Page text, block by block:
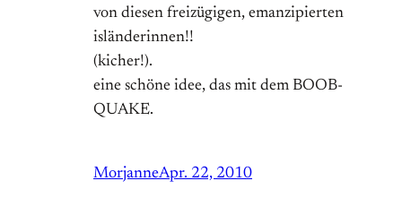
von diesen freizügigen, emanzipierten
isländerinnen!!
(kicher!).
eine schöne idee, das mit dem BOOB-
QUAKE.
MorjanneApr. 22, 2010